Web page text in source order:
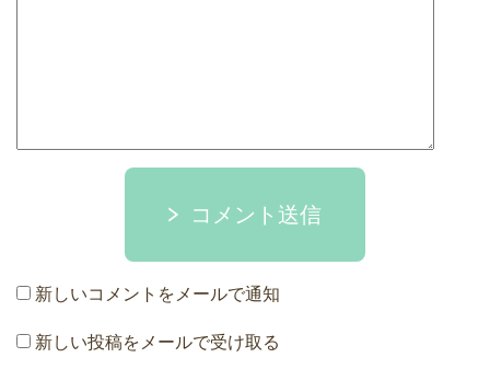
コメント送信
新しいコメントをメールで通知
新しい投稿をメールで受け取る